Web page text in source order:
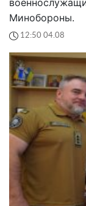
Минобороны.
12:50 04.08